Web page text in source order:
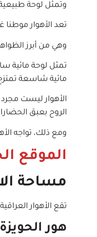
وتمثل لوحة طبيعية
تعد الأهوار موطنا
وهي من أبرز
تمثل لوحة مائية
مائية شاسعة تمتزج
الأهوار ليست
الروح بعبق
ومع ذلك، تواجه
الموقع
مساحة
تقع الأهوار
هور الحويزة